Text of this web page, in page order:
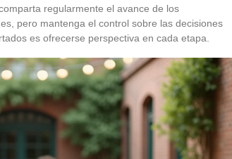
regularmente el avance de los
pero mantenga el control sobre las decisiones
es ofrecerse perspectiva en cada etapa.